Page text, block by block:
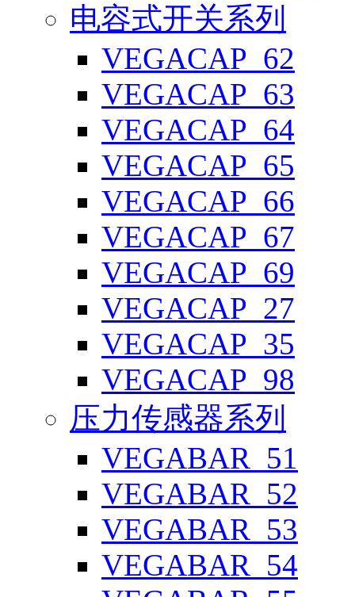
电容式开关系列
VEGACAP_62
VEGACAP_63
VEGACAP_64
VEGACAP_65
VEGACAP_66
VEGACAP_67
VEGACAP_69
VEGACAP_27
VEGACAP_35
VEGACAP_98
压力传感器系列
VEGABAR_51
VEGABAR_52
VEGABAR_53
VEGABAR_54